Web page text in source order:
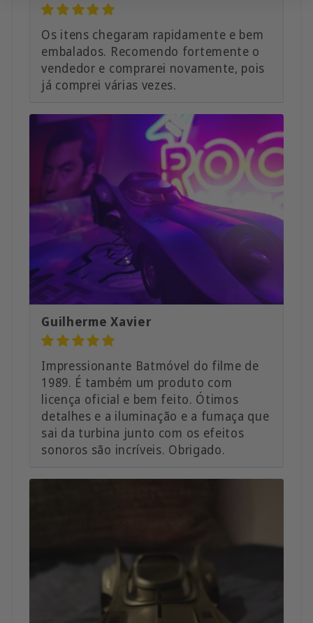
Os itens chegaram rapidamente e bem
embalados. Recomendo fortemente o
vendedor e comprarei novamente, pois
já comprei várias vezes.
Guilherme Xavier
Impressionante Batmóvel do filme de
1989. É também um produto com
licença oficial e bem feito. Ótimos
detalhes e a iluminação e a fumaça que
sai da turbina junto com os efeitos
sonoros são incríveis. Obrigado.